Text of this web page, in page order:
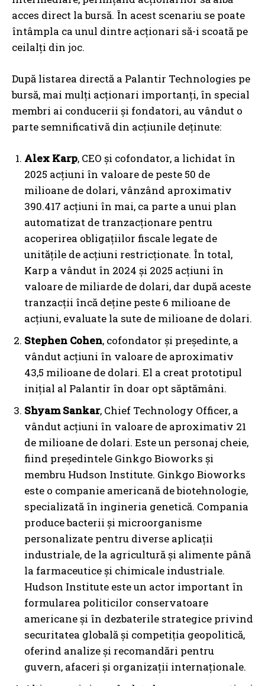
acces direct la bursă. În acest scenariu se poate
întâmpla ca unul dintre acționari să-i scoată pe
ceilalți din joc.
După listarea directă a Palantir Technologies pe
bursă, mai mulți acționari importanți, în special
membri ai conducerii și fondatori, au vândut o
parte semnificativă din acțiunile deținute:
Alex Karp, CEO și cofondator, a lichidat în
2025 acțiuni în valoare de peste 50 de
milioane de dolari, vânzând aproximativ
390.417 acțiuni în mai, ca parte a unui plan
automatizat de tranzacționare pentru
acoperirea obligațiilor fiscale legate de
unitățile de acțiuni restricționate. În total,
Karp a vândut în 2024 și 2025 acțiuni în
valoare de miliarde de dolari, dar după aceste
tranzacții încă deține peste 6 milioane de
acțiuni, evaluate la sute de milioane de dolari.
Stephen Cohen, cofondator și președinte, a
vândut acțiuni în valoare de aproximativ
43,5 milioane de dolari. El a creat prototipul
inițial al Palantir în doar opt săptămâni.
Shyam Sankar, Chief Technology Officer, a
vândut acțiuni în valoare de aproximativ 21
de milioane de dolari. Este un personaj cheie,
fiind președintele Ginkgo Bioworks și
membru Hudson Institute. Ginkgo Bioworks
este o companie americană de biotehnologie,
specializată în ingineria genetică. Compania
produce bacterii și microorganisme
personalizate pentru diverse aplicații
industriale, de la agricultură și alimente până
la farmaceutice și chimicale industriale.
Hudson Institute este un actor important în
formularea politicilor conservatoare
americane și în dezbaterile strategice privind
securitatea globală și competiția geopolitică,
oferind analize și recomandări pentru
guvern, afaceri și organizații internaționale.